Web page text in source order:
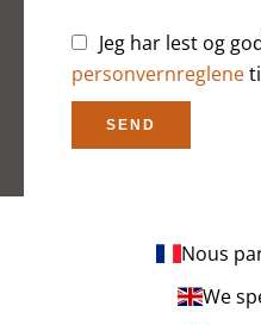
Jeg har lest og
personvernreglene
SEND
Nous
We